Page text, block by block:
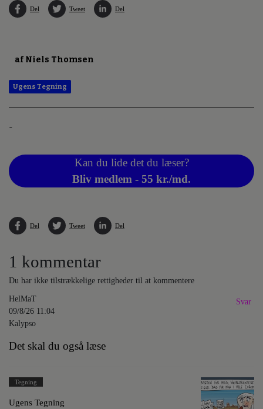
Del Tweet Del
af Niels Thomsen
Ugens Tegning
-
Kan du lide det du læser?
Bliv medlem - 55 kr./md.
Del Tweet Del
1 kommentar
Du har ikke tilstrækkelige rettigheder til at kommentere
HelMaT
09/8/26 11:04
Kalypso
Svar
Det skal du også læse
Tegning
Ugens Tegning